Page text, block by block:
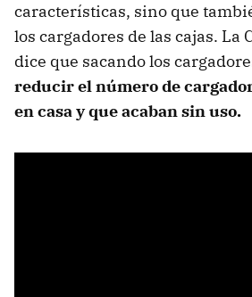
características, sino que
los cargadores de las cajas. La
dice que sacando los
reducir el número de
en casa y que acaban sin uso.